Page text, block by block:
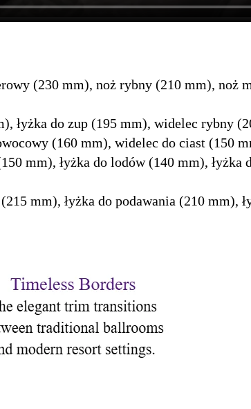
(230 mm), noż rybny (210 mm), noż
łyżka do zup (195 mm), widelec rybny
(160 mm), widelec do ciast (150
mm), łyżka do lodów (140 mm), łyżka
mm), łyżka do podawania (210 mm),